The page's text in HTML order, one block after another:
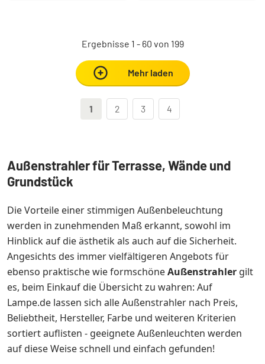
Ergebnisse 1 - 60 von 199
Mehr laden
1 2 3 4
Außenstrahler für Terrasse, Wände und
Grundstück
Die Vorteile einer stimmigen Außenbeleuchtung
werden in zunehmenden Maß erkannt, sowohl im
Hinblick auf die ästhetik als auch auf die Sicherheit.
Angesichts des immer vielfältigeren Angebots für
ebenso praktische wie formschöneAußenstrahler gilt
es, beim Einkauf die Übersicht zu wahren: Auf
Lampe.de lassen sich alle Außenstrahler nach Preis,
Beliebtheit, Hersteller, Farbe und weiteren Kriterien
sortiert auflisten - geeignete Außenleuchten werden
auf diese Weise schnell und einfach gefunden!